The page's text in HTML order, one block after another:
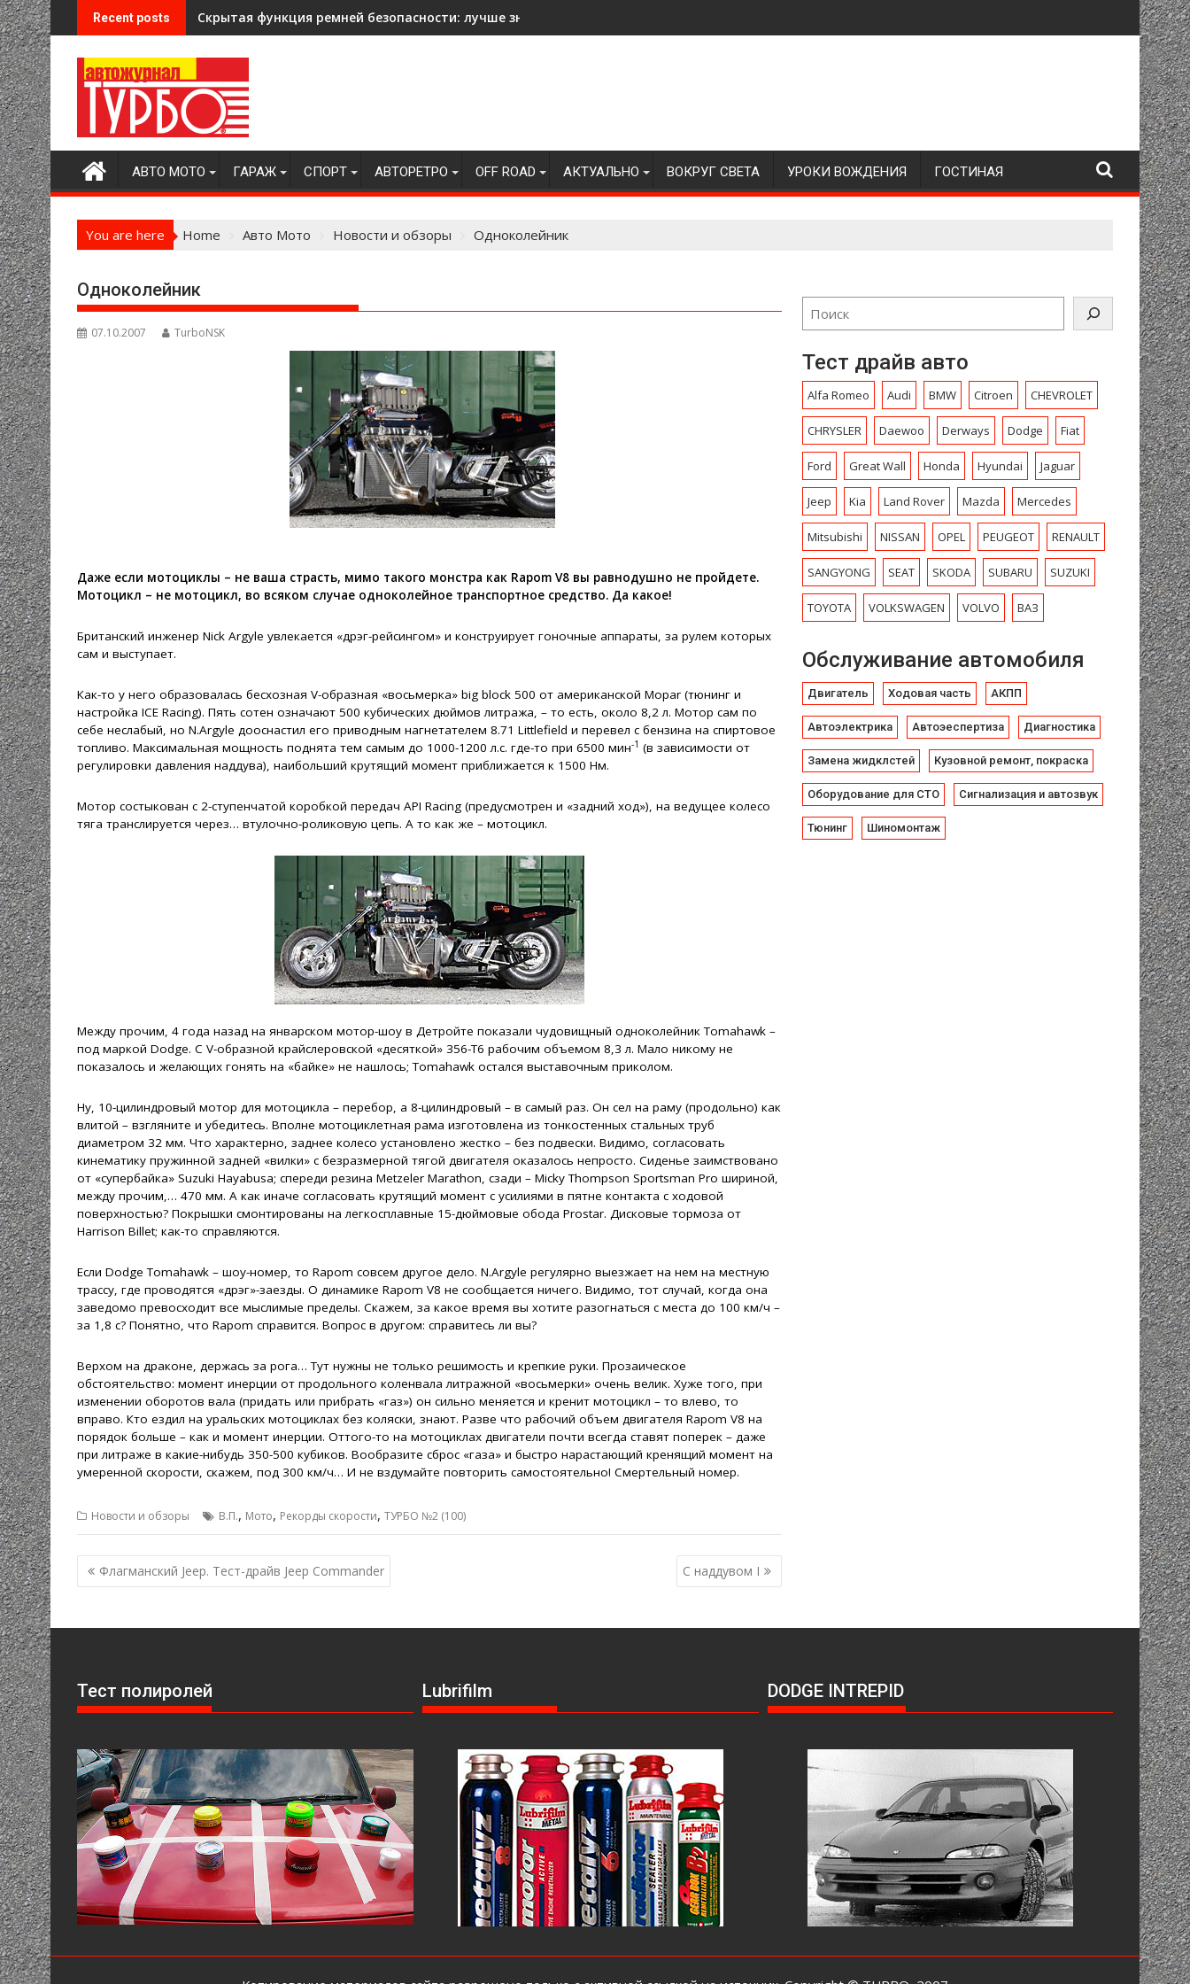
Skip
to
content
Recent posts Скрытая функция ремней безопасности: лучше знать на всякий случай!
АВТО МОТО ГАРАЖ СПОРТ АВТОРЕТРО OFF ROAD АКТУАЛЬНО ВОКРУГ СВЕТА УРОКИ ВОЖДЕНИЯ ГОСТИНАЯ
You are here Home Авто Мото Новости и обзоры Одноколейник
Одноколейник
07.10.2007 TurboNSK
Даже если мотоциклы – не ваша страсть, мимо такого монстра как Rapom V8 вы равнодушно не пройдете.
Мотоцикл – не мотоцикл, во всяком случае одноколейное транспортное средство. Да какое!
Британский инженер Nick Argyle увлекается «дрэг-рейсингом» и конструирует гоночные аппараты, за рулем которых
сам и выступает.
Как-то у него образовалась бесхозная V-образная «восьмерка» big block 500 от американской Mopar (тюнинг и
настройка ICE Racing). Пять сотен означают 500 кубических дюймов литража, – то есть, около 8,2 л. Мотор сам по
себе неслабый, но N.Argyle дооснастил его приводным нагнетателем 8.71 Littlefield и перевел с бензина на спиртовое
топливо. Максимальная мощность поднята тем самым до 1000-1200 л.с. где-то при 6500 мин-1 (в зависимости от
регулировки давления наддува), наибольший крутящий момент приближается к 1500 Нм.
Мотор состыкован с 2-ступенчатой коробкой передач API Racing (предусмотрен и «задний ход»), на ведущее колесо
тяга транслируется через… втулочно-роликовую цепь. А то как же – мотоцикл.
Между прочим, 4 года назад на январском мотор-шоу в Детройте показали чудовищный одноколейник Tomahawk –
под маркой Dodge. С V-образной крайслеровской «десяткой» 356-T6 рабочим объемом 8,3 л. Мало никому не
показалось и желающих гонять на «байке» не нашлось; Tomahawk остался выставочным приколом.
Ну, 10-цилиндровый мотор для мотоцикла – перебор, а 8-цилиндровый – в самый раз. Он сел на раму (продольно) как
влитой – взгляните и убедитесь. Вполне мотоциклетная рама изготовлена из тонкостенных стальных труб
диаметром 32 мм. Что характерно, заднее колесо установлено жестко – без подвески. Видимо, согласовать
кинематику пружинной задней «вилки» с безразмерной тягой двигателя оказалось непросто. Сиденье заимствовано
от «супербайка» Suzuki Hayabusa; спереди резина Metzeler Marathon, сзади – Micky Thompson Sportsman Pro шириной,
между прочим,… 470 мм. А как иначе согласовать крутящий момент с усилиями в пятне контакта с ходовой
поверхностью? Покрышки смонтированы на легкосплавные 15-дюймовые обода Prostar. Дисковые тормоза от
Harrison Billet; как-то справляются.
Если Dodge Tomahawk – шоу-номер, то Rapom совсем другое дело. N.Argyle регулярно выезжает на нем на местную
трассу, где проводятся «дрэг»-заезды. О динамике Rapom V8 не сообщается ничего. Видимо, тот случай, когда она
заведомо превосходит все мыслимые пределы. Скажем, за какое время вы хотите разогнаться с места до 100 км/ч –
за 1,8 с? Понятно, что Rapom справится. Вопрос в другом: справитесь ли вы?
Верхом на драконе, держась за рога… Тут нужны не только решимость и крепкие руки. Прозаическое
обстоятельство: момент инерции от продольного коленвала литражной «восьмерки» очень велик. Хуже того, при
изменении оборотов вала (придать или прибрать «газ») он сильно меняется и кренит мотоцикл – то влево, то
вправо. Кто ездил на уральских мотоциклах без коляски, знают. Разве что рабочий объем двигателя Rapom V8 на
порядок больше – как и момент инерции. Оттого-то на мотоциклах двигатели почти всегда ставят поперек – даже
при литраже в какие-нибудь 350-500 кубиков. Вообразите сброс «газа» и быстро нарастающий кренящий момент на
умеренной скорости, скажем, под 300 км/ч… И не вздумайте повторить самостоятельно! Смертельный номер.
Новости и обзоры В.П., Мото, Рекорды скорости, ТУРБО №2 (100)
Навигация
по
Флагманский Jeep. Тест-драйв Jeep Commander С наддувом I
Тест драйв авто
Alfa Romeo Audi BMW Citroen CHEVROLET
CHRYSLЕR Daewoo Derways Dodge Fiat
Ford Great Wall Honda Hyundai Jaguar
Jeep Kia Land Rover Mazda Mercedes
Mitsubishi NISSAN OPEL PEUGEOT RENAULT
SANGYONG SEAT SKODA SUBARU SUZUKI
TOYOTA VOLKSWAGEN VOLVO ВАЗ
Обслуживание автомобиля
Двигатель Ходовая часть АКПП
Автоэлектрика Автоэеспертиза Диагностика
Замена жидклстей Кузовной ремонт, покраска
Оборудование для СТО Сигнализация и автозвук
Тюнинг Шиномонтаж
Тест полиролей Lubrifilm DODGE INTREPID